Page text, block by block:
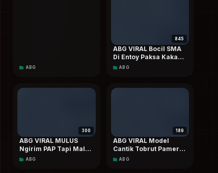
ABG
845
ABG VIRAL Bocil SMA
Di Entoy Paksa Kakak
Saat Mau Berangkat
TRENDING
ABG
300
ABG VIRAL MULUS
Ngirim PAP Tapi Malah
Di Sebarin Ayang
ABG
189
ABG VIRAL Model
Cantik Tobrut Pamer
Body Pulen LAGI
ABG